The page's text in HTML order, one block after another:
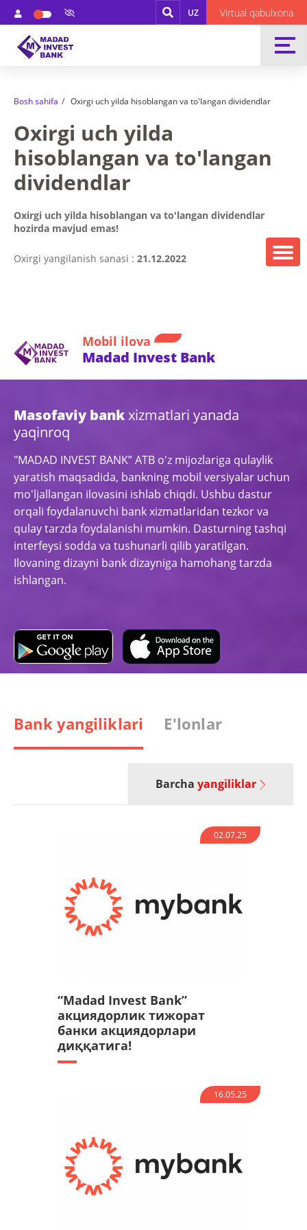
UZ Virtual qabulxona
Bosh sahifa Oxirgi uch yilda hisoblangan va to'langan dividendlar
Oxirgi uch yilda
hisoblangan va to'langan
dividendlar
Oxirgi uch yilda hisoblangan va to'langan dividendlar
hozirda mavjud emas!
Oxirgi yangilanish sanasi : 21.12.2022
Mobil ilova
Madad Invest Bank
Masofaviy bankxizmatlari yanada
yaqinroq
"MADAD INVEST BANK” ATB o'z mijozlariga qulaylik
yaratish maqsadida, bankning mobil versiyalar uchun
mo'ljallangan ilovasini ishlab chiqdi. Ushbu dastur
orqali foydalanuvchi bank xizmatlaridan tezkor va
qulay tarzda foydalanishi mumkin. Dasturning tashqi
interfeysi sodda va tushunarli qilib yaratilgan.
Ilovaning dizayni bank dizayniga hamohang tarzda
ishlangan.
Bank yangiliklari E'lonlar
Barcha yangiliklar
02.07.25
“Madad Invest Bank”
акциядорлик тижорат
банки акциядорлари
диққатига!
16.05.25